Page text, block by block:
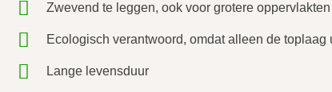
Zwevend te leggen, ook voor grotere oppervlakten
Ecologisch verantwoord, omdat alleen de toplaag
Lange levensduur